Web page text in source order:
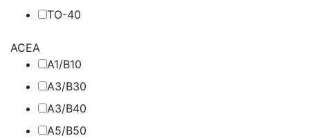
TO-40
ACEA
A1/B10
A3/B30
A3/B40
A5/B50